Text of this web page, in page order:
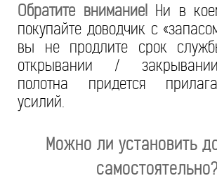
Обратите внимание! Ни в
покупайте доводчик с
вы не продлите срок
открывании /
полотна придется
усилий.
Можно ли установить
самостоятельно?